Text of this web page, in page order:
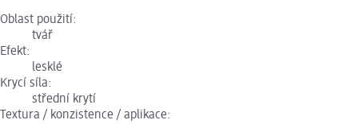
Oblast použití:
tvář
Efekt:
lesklé
Krycí síla:
střední krytí
Textura / konzistence / aplikace: